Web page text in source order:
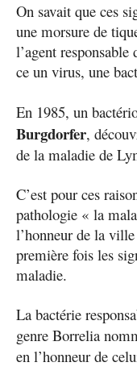
On savait que ces
une morsure de
l’agent
ce un virus, une
En 1985, un
Burgdorfer,
de la maladie de
C’est pour ces
pathologie « la
l’honneur de la
première fois les
maladie.
La bactérie
genre Borrelia
en l’honneur de